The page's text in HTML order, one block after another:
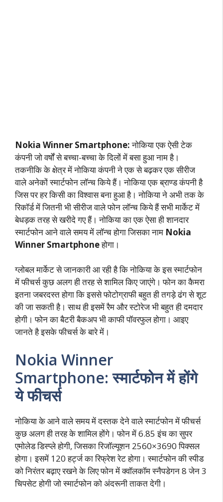
Nokia Winner Smartphone:नोकिया एक ऐसी टेक
कंपनी जो वर्षों से बच्चा-बच्चा के दिलों में बसा हुआ नाम है।
तकनीकि के क्षेत्र में नोकिया कंपनी ने एक से बढ़कर एक सीरीज
वाले अनेकों स्मार्टफोन लॉन्च किये हैं। नोकिया एक ब्राण्ड कंपनी है
जिस पर हर किसी का विश्वास बना हुआ है। नोकिया ने अभी तक के
रिकॉर्ड में जितनी भी सीरीज वाले फोन लॉन्च किये हैं सभी मार्केट में
बेधड़क तरह से खरीदे गए हैं। नोकिया का एक ऐसा ही शानदार
स्मार्टफोन आने वाले समय में लॉन्च होगा जिसका नाम Nokia
Winner Smartphoneहोगा।
ग्लोबल मार्केट से जानकारी आ रही है कि नोकिया के इस स्मार्टफोन
में फीचर्स कुछ अलग ही तरह से शामिल किए जाएंगे। फोन का कैमरा
इतना जबरदस्त होगा कि इससे फोटोग्राफी बहुत ही तगड़े ढंग से शूट
की जा सकती है। साथ ही इसमें रैम और स्टोरेज भी बहुत ही दमदार
होगी। फोन का बैटरी बैकअप भी काफी पॉवरफुल होगा। आइए
जानते है इसके फीचर्स के बारे में।
Nokia Winner
Smartphone: स्मार्टफोन में होंगे
ये फीचर्स
नोकिया के आने वाले समय में दस्तक देने वाले स्मार्टफोन में फीचर्स
कुछ अलग ही तरह के शामिल होंगे। फोन में 6.85 इंच का सुपर
एमोलेड डिस्प्ले होगी, जिसका रिजॉल्यूशन 2560×3690 पिक्सल
होगा। इसमें 120 हर्ट्ज का रिफ्रेश रेट होगा। स्मार्टफोन की स्पीड
को निरंतर बढ़ाए रखने के लिए फोन में क्वॉलकॉम स्नैपडेगन 8 जेन 3
चिपसेट होगी जो स्मार्टफोन को अंदरूनी ताकत देगी।